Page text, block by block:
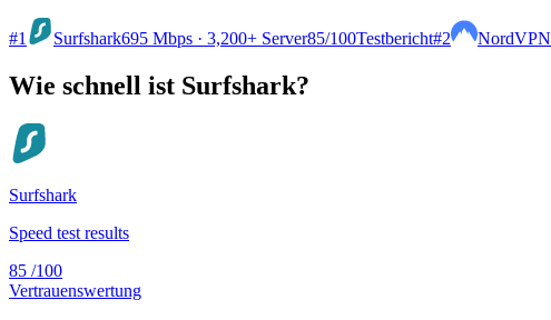
#1 Surfshark695 Mbps · 3,200+ Server85/100Testbericht#2 NordVPN
Wie schnell ist Surfshark?
Surfshark
Speed test results
85 /100
Vertrauenswertung